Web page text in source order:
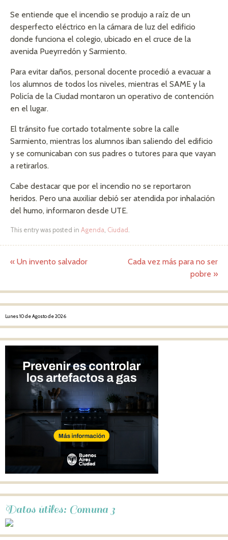
Se entiende que el incendio se produjo a raíz de un
desperfecto eléctrico en la cámara de luz del edificio
donde funciona el colegio, ubicado en el cruce de la
avenida Pueyrredón y Sarmiento.
Para evitar daños, personal docente procedió a evacuar a
los alumnos de todos los niveles, mientras el SAME y la
Policía de la Ciudad montaron un operativo de contención
en el lugar.
El tránsito fue cortado totalmente sobre la calle
Sarmiento, mientras los alumnos iban saliendo del edificio
y se comunicaban con sus padres o tutores para que vayan
a retirarlos.
Cabe destacar que por el incendio no se reportaron
heridos. Pero una auxiliar debió ser atendida por inhalación
del humo, informaron desde UTE.
This entry was posted in Agenda, Ciudad .
Post navigation
« Un invento salvador
Cada vez más para no ser
pobre »
Lunes 10 de Agosto de 2026
Datos útiles: Comuna 3